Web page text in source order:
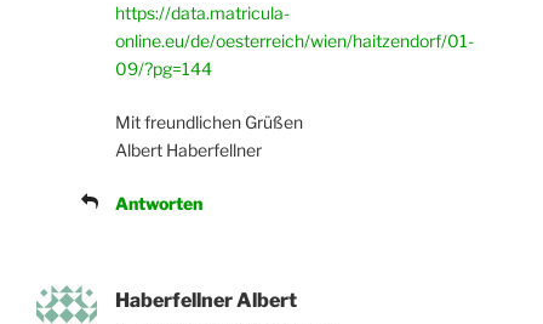
https://data.matricula-
online.eu/de/oesterreich/wien/haitzendorf/01-
09/?pg=144
Mit freundlichen Grüßen
Albert Haberfellner
Antworten
Haberfellner Albert